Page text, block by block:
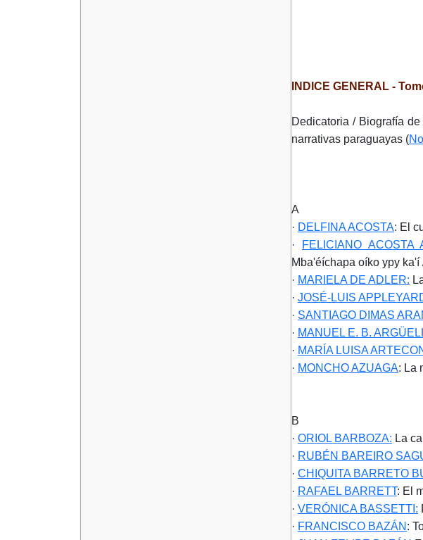
INDICE GENERAL -
Dedicatoria / Biografía
narrativas paraguayas (
A
· DELFINA ACOSTA: El
·
FELICIANO ACOSTA
Mba'éíchapa oíko ypy ka'í
· MARIELA DE ADLER:
· JOSÉ-LUIS
· SANTIAGO DIMAS
· MANUEL E. B.
· MARÍA LUISA
· MONCHO AZUAGA: La
B
· ORIOL BARBOZA: La
· RUBÉN BAREIRO
· CHIQUITA BARRETO
· RAFAEL BARRETT: El
· VERÓNICA BASSETTI:
· FRANCISCO BAZÁN :